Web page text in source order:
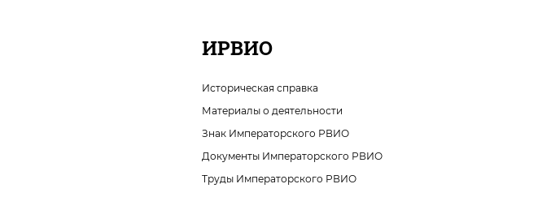
ИРВИО
Историческая справка
Материалы о деятельности
Знак Императорского РВИО
Документы Императорского РВИО
Труды Императорского РВИО